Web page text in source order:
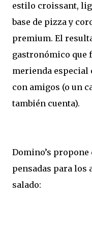
estilo croissant,
base de pizza y
premium. El
gastronómico que
merienda especial
con amigos (o un
también cuenta).
Domino’s
pensadas para los
salado: